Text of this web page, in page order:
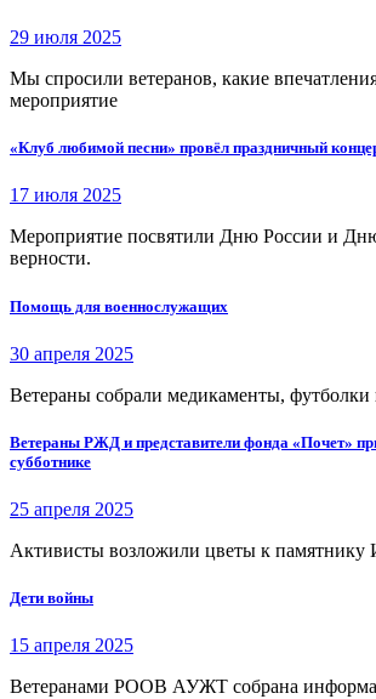
29 июля 2025
Мы спросили ветеранов, какие
мероприятие
«Клуб любимой песни» провёл праздничный
17 июля 2025
Мероприятие посвятили Дню России и
верности.
Помощь для военнослужащих
30 апреля 2025
Ветераны собрали медикаменты, футболки
Ветераны РЖД и представители фонда «Почет»
субботнике
25 апреля 2025
Активисты возложили цветы к
Дети войны
15 апреля 2025
Ветеранами РООВ АУЖТ собрана